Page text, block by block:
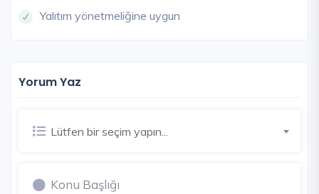
Yalıtım yönetmeliğine uygun
Yorum Yaz
Lütfen bir seçim yapın...